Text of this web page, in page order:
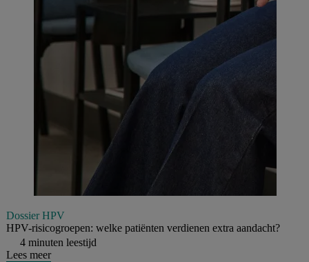
Dossier HPV
HPV-risicogroepen: welke patiënten verdienen extra aandacht?
4 minuten leestijd
Lees meer